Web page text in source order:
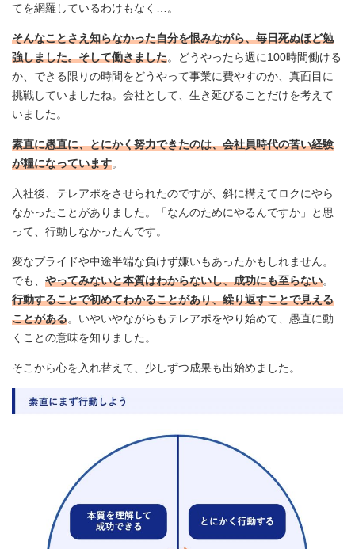
てを網羅しているわけもなく…。
そんなことさえ知らなかった自分を恨みながら、毎日死ぬほど勉
強しました。そして働きました。どうやったら週に100時間働ける
か、できる限りの時間をどうやって事業に費やすのか、真面目に
挑戦していましたね。会社として、生き延びることだけを考えて
いました。
素直に愚直に、とにかく努力できたのは、会社員時代の苦い経験
が糧になっています。
入社後、テレアポをさせられたのですが、斜に構えてロクにやら
なかったことがありました。「なんのためにやるんですか」と思
って、行動しなかったんです。
変なプライドや中途半端な負けず嫌いもあったかもしれません。
でも、 やってみないと本質はわからないし、成功にも至らない。
行動することで初めてわかることがあり、繰り返すことで見える
ことがある。いやいやながらもテレアポをやり始めて、愚直に動
くことの意味を知りました。
そこから心を入れ替えて、少しずつ成果も出始めました。